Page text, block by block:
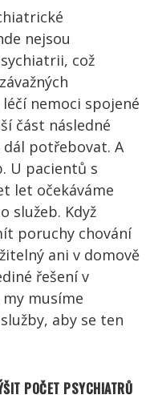
nejsou
což
nemoci spojené
část následné
dál potřebovat. A
U pacientů s
let očekáváme
služeb. Když
poruchy chování
ani v domově
řešení v
musíme
aby se ten
POČET PSYCHIATRŮ